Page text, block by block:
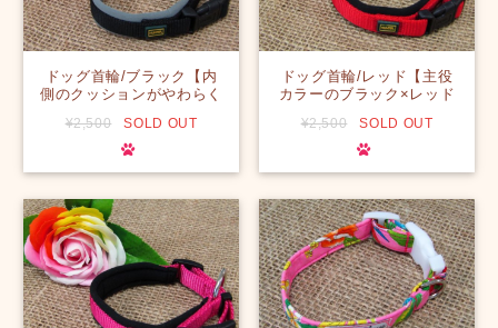
ドッグ首輪/ブラック【内
側のクッションがやわらく
にも合うブラック☆】【ハ
ワイ】
¥2,500 SOLD OUT
ドッグ首輪/レッド【主役
カラーのブラック×レッド
【ハワイ】
¥2,500 SOLD OUT